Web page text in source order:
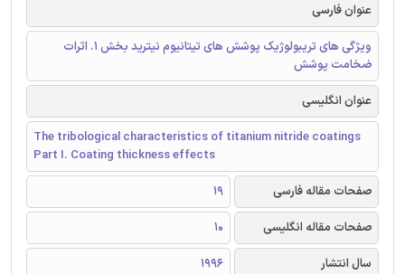
عنوان فارسی
ویژگی های تریبولوژیک پوشش های تیتانیوم نیترید بخش 1. اثرات
ضخامت پوشش
عنوان انگلیسی
The tribological characteristics of titanium nitride coatings
Part I. Coating thickness effects
صفحات مقاله فارسی
19
صفحات مقاله انگلیسی
10
سال انتشار
1996